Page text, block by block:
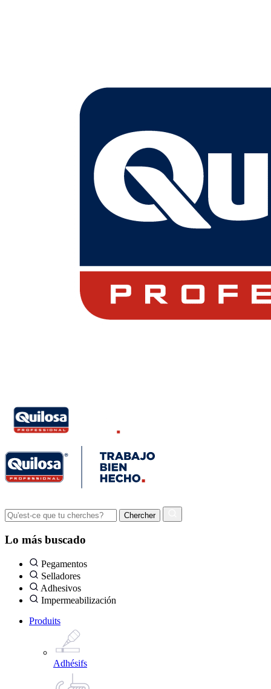
Lo más buscado
Pegamentos
Selladores
Adhesivos
Impermeabilización
Produits
Adhésifs